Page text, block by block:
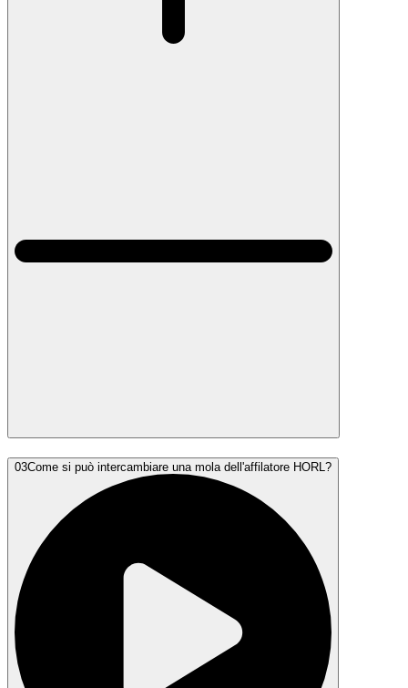
03Come si può intercambiare una mola dell'affilatore HORL?